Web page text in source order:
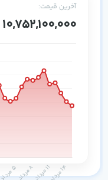
آخرین قیمت:
10,752,100,000